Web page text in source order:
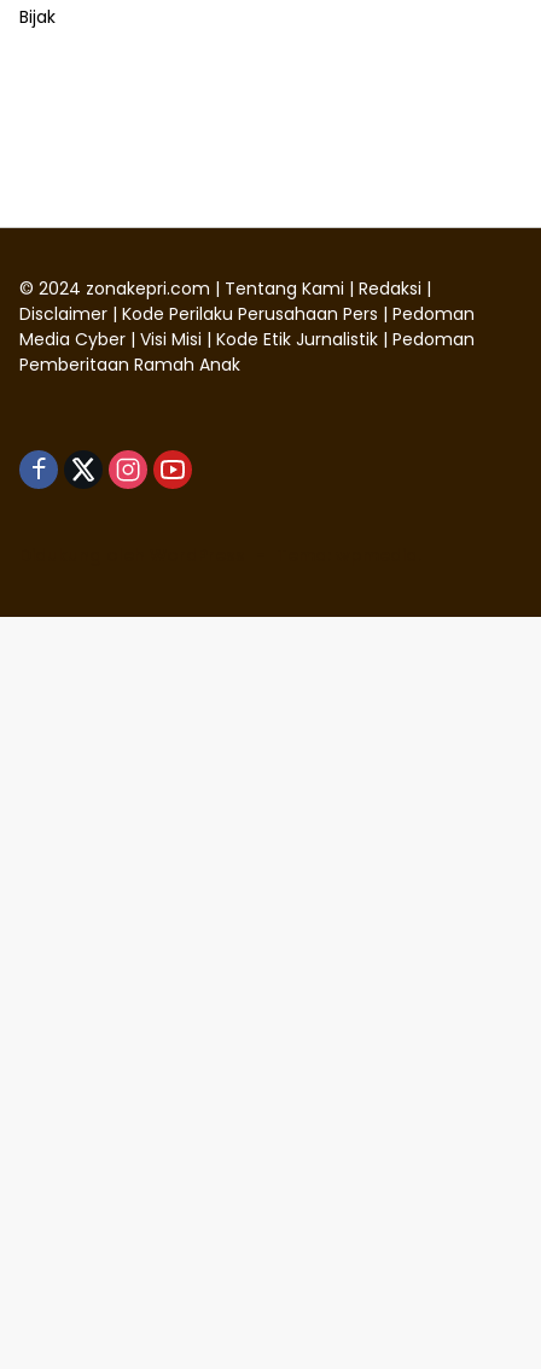
© 2024 zonakepri.com | Tentang Kami | Redaksi |
Disclaimer | Kode Perilaku Perusahaan Pers | Pedoman
Media Cyber | Visi Misi | Kode Etik Jurnalistik | Pedoman
Pemberitaan Ramah Anak